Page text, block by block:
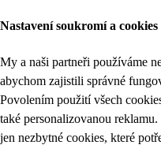
Nastavení soukromí a cookies
My a naši partneři používáme
abychom zajistili správné
Povolením použití všech
také personalizovanou
jen nezbytné cookies, které